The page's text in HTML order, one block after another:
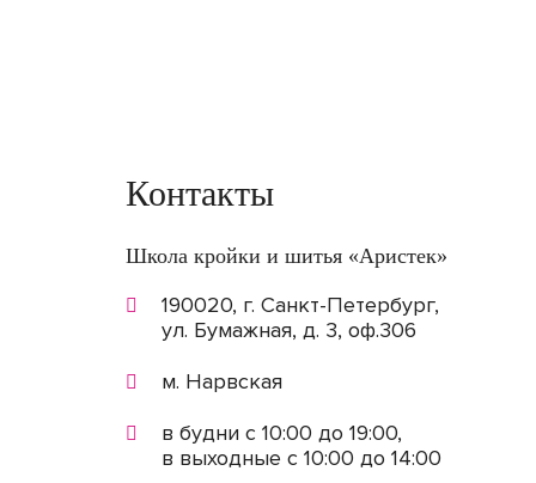
Контакты
Школа кройки и шитья «Аристек»
190020, г. Санкт-Петербург,
ул. Бумажная, д. 3, оф.306
м. Нарвская
в будни с 10:00 до 19:00,
в выходные с 10:00 до 14:00